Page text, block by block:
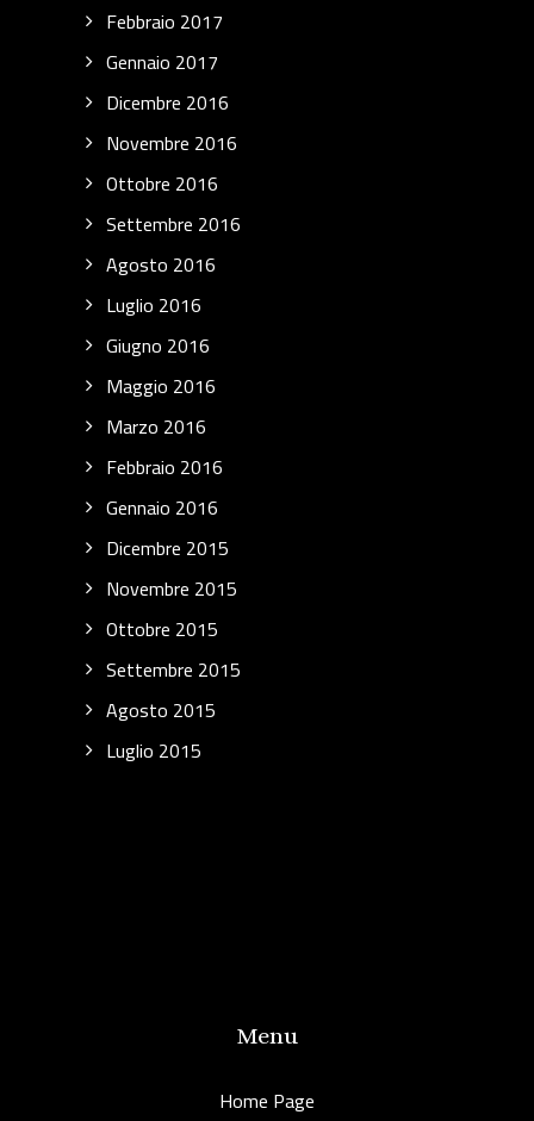
Febbraio 2017
Gennaio 2017
Dicembre 2016
Novembre 2016
Ottobre 2016
Settembre 2016
Agosto 2016
Luglio 2016
Giugno 2016
Maggio 2016
Marzo 2016
Febbraio 2016
Gennaio 2016
Dicembre 2015
Novembre 2015
Ottobre 2015
Settembre 2015
Agosto 2015
Luglio 2015
Menu
Home Page